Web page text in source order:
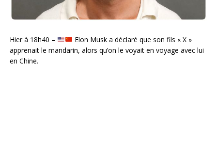
Hier à 18h40 –
Elon Musk a déclaré que son fils « X »
apprenait le mandarin, alors qu’on le voyait en voyage avec lui
en Chine.